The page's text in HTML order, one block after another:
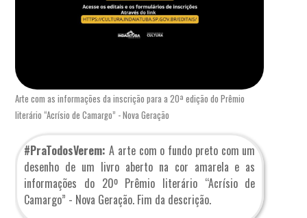
Arte com as informações da inscrição para a 20ª edição do Prêmio
literário “Acrísio de Camargo” - Nova Geração
#PraTodosVerem:A arte com o fundo preto com um
desenho de um livro aberto na cor amarela e as
informações do 20º Prêmio literário “Acrísio de
Camargo” - Nova Geração. Fim da descrição.